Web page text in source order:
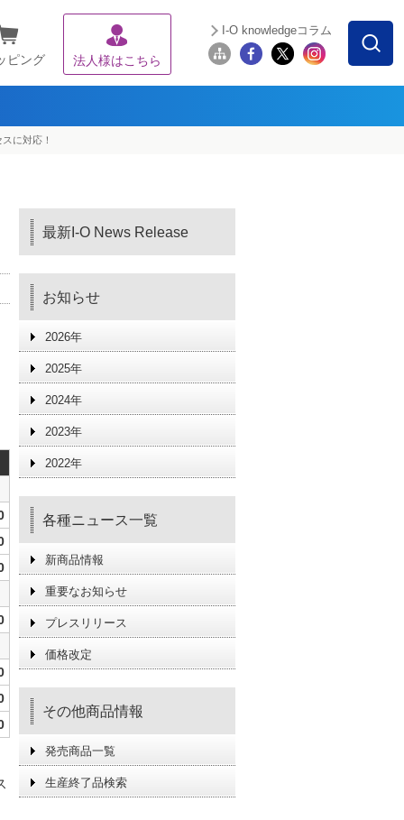
ピング 法人様はこちら
I-O knowledgeコラム
に対応！
最新I-O News Release
お知らせ
2026年
2025年
2024年
2023年
2022年
各種ニュース一覧
新商品情報
重要なお知らせ
プレスリリース
価格改定
その他商品情報
発売商品一覧
生産終了品検索